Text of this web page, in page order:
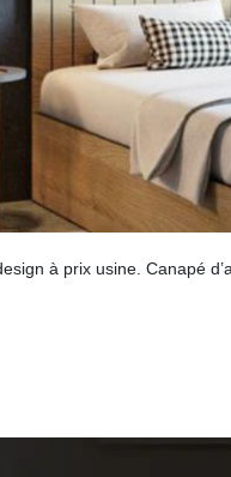
à prix usine. Canapé